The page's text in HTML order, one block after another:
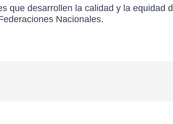
que desarrollen la calidad y la equidad
Nacionales.